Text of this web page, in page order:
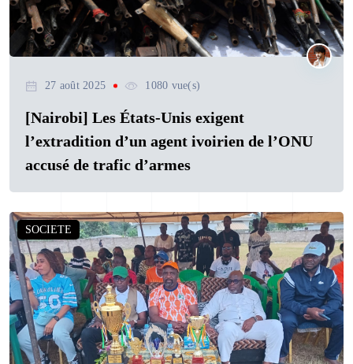
27 août 2025 1080 vue(s)
[Nairobi] Les États-Unis exigent
l’extradition d’un agent ivoirien de l’ONU
accusé de trafic d’armes
SOCIETE